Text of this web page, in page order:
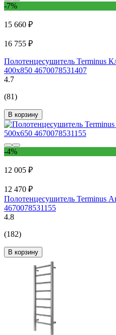
-7%
15 660 ₽
16 755 ₽
Полотенцесушитель Terminus
400x850 4670078531407
4.7
(81)
В корзину
-4%
12 005 ₽
12 470 ₽
Полотенцесушитель Terminus
4670078531155
4.8
(182)
В корзину